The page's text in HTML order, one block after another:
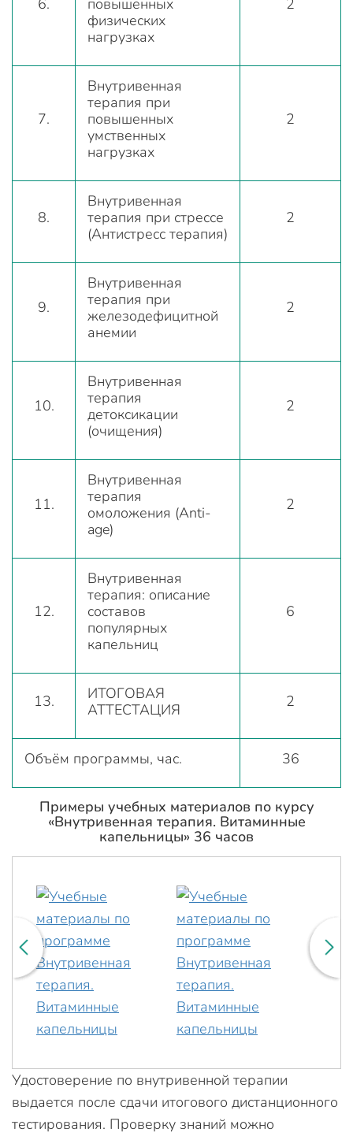
6.
повышенных
физических
нагрузках
2
7.
Внутривенная
терапия при
повышенных
умственных
нагрузках
2
8.
Внутривенная
терапия при стрессе
(Антистресс терапия)
2
9.
Внутривенная
терапия при
железодефицитной
анемии
2
10.
Внутривенная
терапия
детоксикации
(очищения)
2
11.
Внутривенная
терапия
омоложения (Anti-
age)
2
12.
Внутривенная
терапия: описание
составов
популярных
капельниц
6
13.
ИТОГОВАЯ
АТТЕСТАЦИЯ
2
Объём программы, час. 36
Примеры учебных материалов по курсу
«Внутривенная терапия. Витаминные
капельницы» 36 часов
Удостоверение по внутривенной терапии
выдается после сдачи итогового дистанционного
тестирования. Проверку знаний можно